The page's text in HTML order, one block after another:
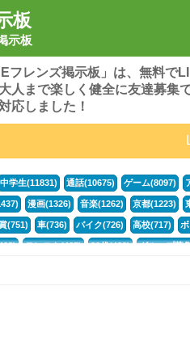
板
示板
フレンズ掲示板」は、無料で
人まで楽しく健全に友達募集
応しました！
中学生(11831) 通話(10675) ゲーム(8097)
漫画(1326) 音楽(1262) 京都(1223)
(751) 車(736) バイク(726) 高校(717)
モンスト(465) 30代(433) グループ募